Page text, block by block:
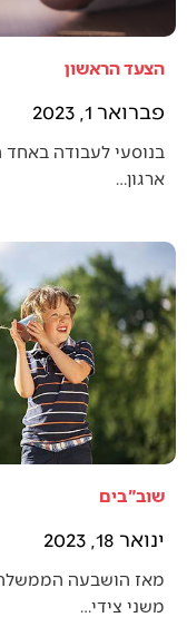
הצעד הראשון
פברואר 1, 2023
בנוסעי לעבודה באחד
ארגון…
שוב"בים
ינואר 18, 2023
מאז הושבעה
משני צידי…